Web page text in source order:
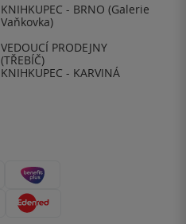
KNIHKUPEC - BRNO (Galerie
Vaňkovka)
VEDOUCÍ PRODEJNY
(TŘEBÍČ)
KNIHKUPEC - KARVINÁ